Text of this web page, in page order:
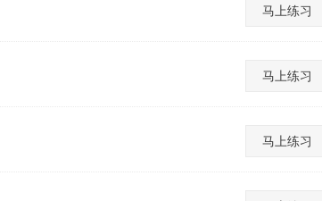
马上练习
马上练习
马上练习